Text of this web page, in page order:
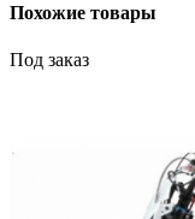
Похожие товары
Под заказ